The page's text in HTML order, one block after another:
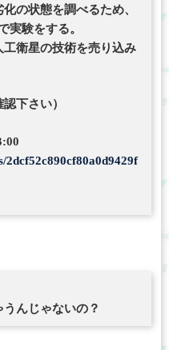
の状態を調べるため、
実験をする。
衛星の技術を売り込み
下さい）
2dcf52c890cf80a0d9429f
んじゃないの？